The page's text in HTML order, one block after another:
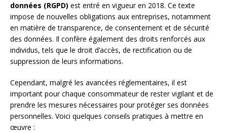
données (RGPD) est entré en vigueur en 2018. Ce texte
impose de nouvelles obligations aux entreprises, notamment
en matière de transparence, de consentement et de sécurité
des données. Il confère également des droits renforcés aux
individus, tels que le droit d’accès, de rectification ou de
suppression de leurs informations.
Cependant, malgré les avancées réglementaires, il est
important pour chaque consommateur de rester vigilant et de
prendre les mesures nécessaires pour protéger ses données
personnelles. Voici quelques conseils pratiques à mettre en
œuvre :